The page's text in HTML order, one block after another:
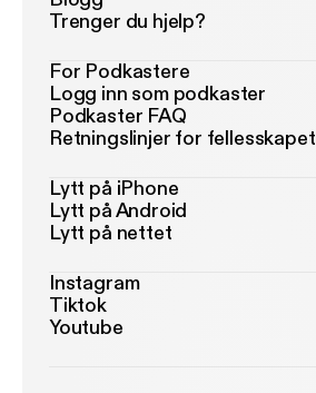
Trenger du hjelp?
For Podkastere
Logg inn som podkaster
Podkaster FAQ
Retningslinjer for fellesskapet
Lytt på iPhone
Lytt på Android
Lytt på nettet
Instagram
Tiktok
Youtube